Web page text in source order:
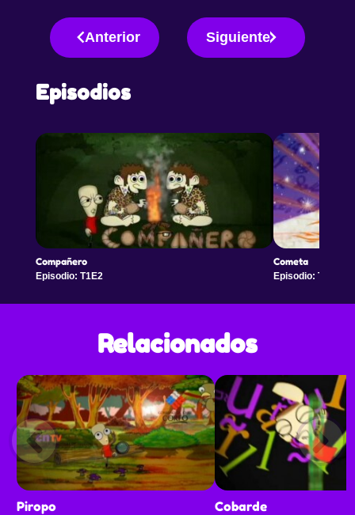
era falso. Finalmente Filipo libera a su amigo de la
cárcel y como muestra de su amistad y
arrepentimiento le entrega de regalo el tan
Anterior Siguiente
Episodios
Compañero
Episodio: T1E2
Cometa
Episodio: T1E22
Relacionados
Piropo Cobarde